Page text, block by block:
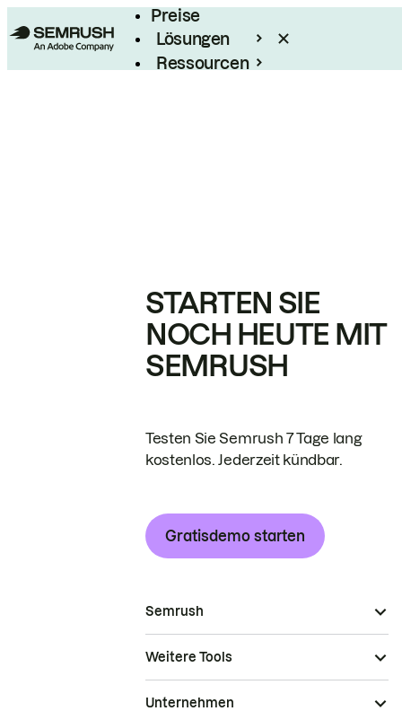
Preise
Lösungen
Ressourcen
STARTEN SIE
NOCH HEUTE MIT
SEMRUSH
Testen Sie Semrush 7 Tage lang
kostenlos. Jederzeit kündbar.
Gratisdemo starten
Semrush
Weitere Tools
Unternehmen